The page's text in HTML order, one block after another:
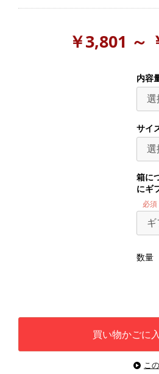
￥3,801 ～
内容
サイ
箱に
にギ
必須
数量
買い物かごに
こ